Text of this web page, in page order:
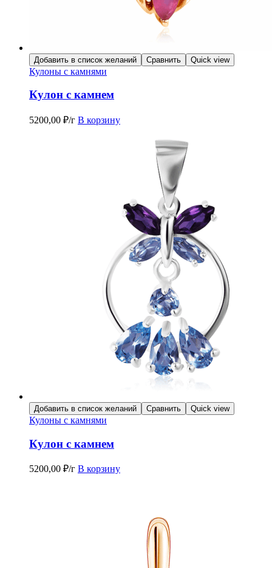
Добавить в список желаний Сравнить Quick view
Кулоны с камнями
Кулон с камнем
5200,00 ₽/г В корзину
Добавить в список желаний Сравнить Quick view
Кулоны с камнями
Кулон с камнем
5200,00 ₽/г В корзину